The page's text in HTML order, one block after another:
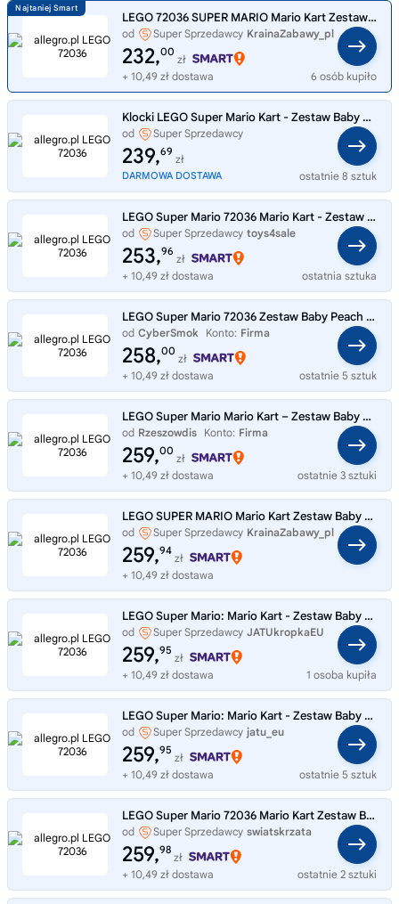
LEGO 72036 SUPER MARIO Mario Kart Zestaw Baby Peach i Grand Prix
od Super Sprzedawcy KrainaZabawy_pl
232,00
zł
+ 10,49 zł dostawa
6 osób kupiło
Klocki LEGO Super Mario Kart - Zestaw Baby Peach i Grand Prix (72036) Wielo
od
Super Sprzedawcy
MediaMarktPolska
239,69
zł
DARMOWA DOSTAWA ostatnie 8 sztuk
LEGO Super Mario 72036 Mario Kart - Zestaw Baby Peach i Grand Prix
od Super Sprzedawcy toys4sale
253,96
zł
+ 10,49 zł dostawa
ostatnia sztuka
LEGO Super Mario 72036 Zestaw Baby Peach i Grand Prix
od CyberSmok Konto: Firma
258,00
zł
+ 10,49 zł dostawa
ostatnie 5 sztuk
LEGO Super Mario Mario Kart – Zestaw Baby Peach i Grand Prix 72036
od Rzeszowdis Konto: Firma
259,00
zł
+ 10,49 zł dostawa
ostatnie 3 sztuki
LEGO SUPER MARIO Mario Kart Zestaw Baby Peach i Grand Prix 72036
od Super Sprzedawcy KrainaZabawy_pl
259,94
zł
+ 10,49 zł dostawa
LEGO Super Mario: Mario Kart - Zestaw Baby Peach i Grand Prix 72036
od Super Sprzedawcy JATUkropkaEU
259,95
zł
+ 10,49 zł dostawa
1 osoba kupiła
LEGO Super Mario: Mario Kart - Zestaw Baby Peach i Grand Prix 72036
od Super Sprzedawcy jatu_eu
259,95
zł
+ 10,49 zł dostawa
ostatnie 5 sztuk
LEGO Super Mario 72036 Mario Kart Zestaw Baby Peach i Grand Prix
od Super Sprzedawcy swiatskrzata
259,98
zł
+ 10,49 zł dostawa
ostatnie 2 sztuki